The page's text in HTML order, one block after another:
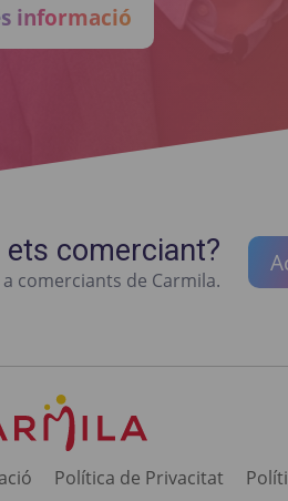
informació
ets comerciant?
comerciants de Carmila.
Política de Privacitat